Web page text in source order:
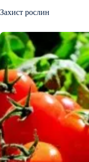
Захист рослин